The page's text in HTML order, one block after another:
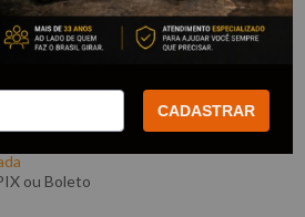
10mm Leitura
ou Boleto
CADASTRAR